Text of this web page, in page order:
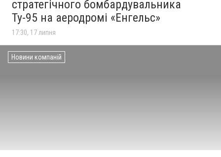
стратегічного бомбардувальника
Ту-95 на аеродромі «Енгельс»
17:30, 17 липня
Новини компаній